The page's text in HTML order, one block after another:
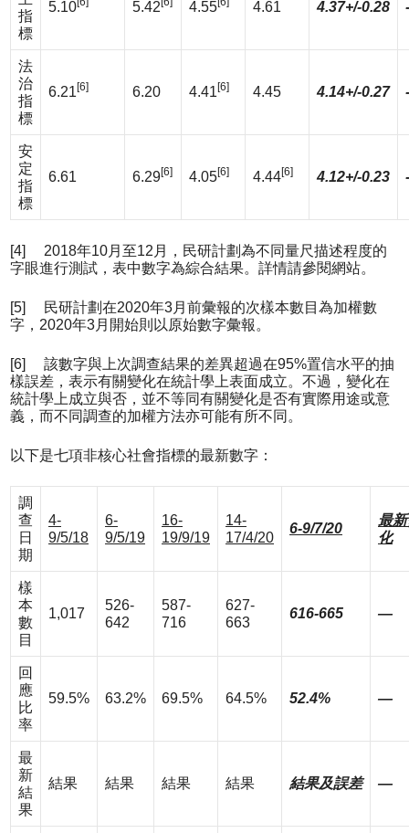
指
標
5.10 5.42 4.55 4.61 4.37+/-0.28
法
治
指
標
6.21 [6] 6.20 4.41 [6] 4.45 4.14+/-0.27
安
定
指
標
6.61 6.29[6] 4.05[6] 4.44[6] 4.12+/-0.23
[4] 2018年10月至12月，民研計劃為不同量尺描述程度的
字眼進行測試，表中數字為綜合結果。詳情請參閱網站。
[5] 民研計劃在2020年3月前彙報的次樣本數目為加權數
字，2020年3月開始則以原始數字彙報。
[6] 該數字與上次調查結果的差異超過在95%置信水平的抽
樣誤差，表示有關變化在統計學上表面成立。不過，變化在
統計學上成立與否，並不等同有關變化是否有實際用途或意
義，而不同調查的加權方法亦可能有所不同。
以下是七項非核心社會指標的最新數字：
調
查
日
期
4-
9/5/18
6-
9/5/19
16-
19/9/19
14-
17/4/20
6-9/7/20
最
化
樣
本
數
目
1,017
526-
642
587-
716
627-
663
616-665 —
回
應
比
率
59.5% 63.2% 69.5% 64.5% 52.4% —
最
新
結
果
結果 結果 結果 結果 結果及誤差 —